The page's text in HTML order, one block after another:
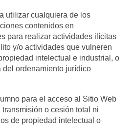
utilizar cualquiera de los
contenidos en
para realizar actividades ilícitas
y/o actividades que vulneren
intelectual e industrial, o
del ordenamiento jurídico
para el acceso al Sitio Web
o cesión total ni
de propiedad intelectual o